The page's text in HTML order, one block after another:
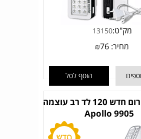
מק"ט:13150
מחיר: ₪76
הוסף לסל
תאורת חירום חדש 120 לד רב עוצמה
Apollo 9905